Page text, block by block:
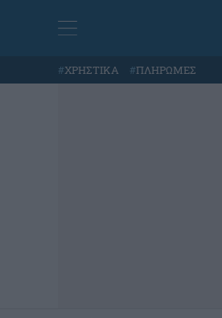
#ΧΡΗΣΤΙΚΑ #ΠΛΗΡΩΜΕΣ